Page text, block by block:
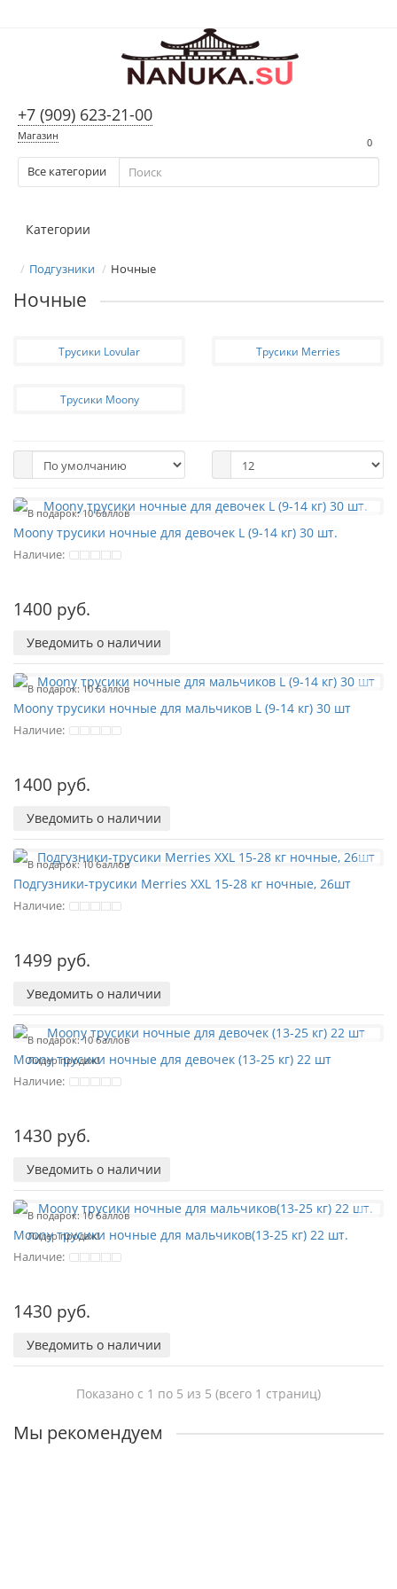
+7 (909) 623-21-00
Магазин
0
Все категории
Категории
Подгузники Ночные
Ночные
Трусики Lovular Трусики Merries
Трусики Moony
В подарок: 10 баллов
Moony трусики ночные для девочек L (9-14 кг) 30 шт.
Наличие:
1400 руб.
Уведомить о наличии
В подарок: 10 баллов
Moony трусики ночные для мальчиков L (9-14 кг) 30 шт
Наличие:
1400 руб.
Уведомить о наличии
В подарок: 10 баллов
Подгузники-трусики Merries XXL 15-28 кг ночные, 26шт
Наличие:
1499 руб.
Уведомить о наличии
В подарок: 10 баллов
Лидер продаж!
Moony трусики ночные для девочек (13-25 кг) 22 шт
Наличие:
1430 руб.
Уведомить о наличии
В подарок: 10 баллов
Лидер продаж!
Moony трусики ночные для мальчиков(13-25 кг) 22 шт.
Наличие:
1430 руб.
Уведомить о наличии
Показано с 1 по 5 из 5 (всего 1 страниц)
Мы рекомендуем